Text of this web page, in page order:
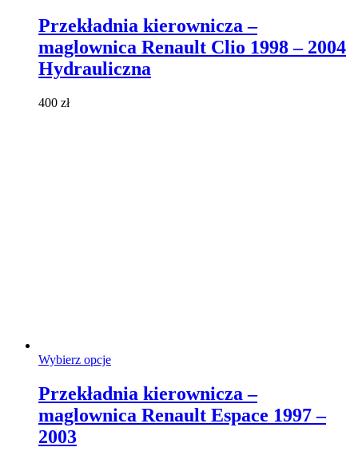
ma
wiele
wariantów.
Opcje
można
Przekładnia kierownicza –
maglownica Renault Clio 1998 – 2004
Hydrauliczna
400 zł
Wybierz opcjeTen
ma
wiele
wariantów.
Przekładnia kierownicza –
maglownica Renault Espace 1997 –
2003